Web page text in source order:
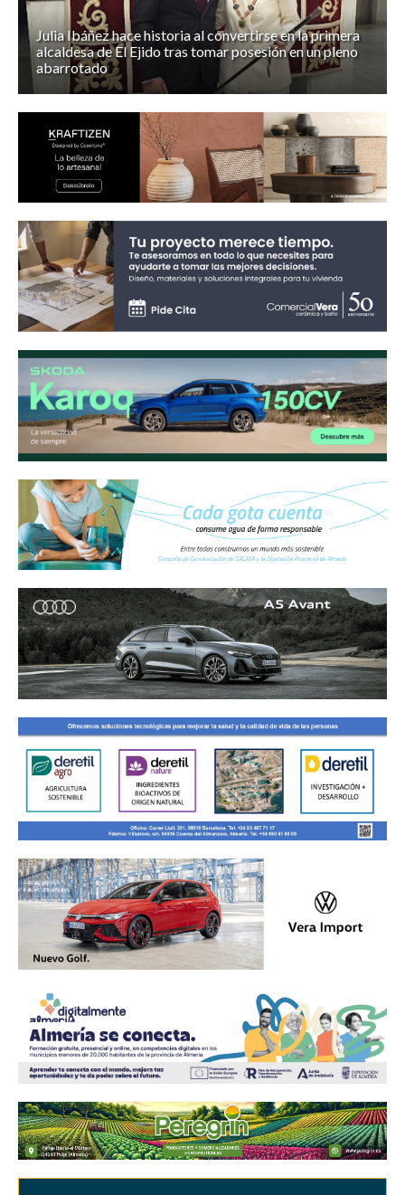
Julia Ibáñez hace historia al convertirse en la primera
alcaldesa de El Ejido tras tomar posesión en un pleno
abarrotado